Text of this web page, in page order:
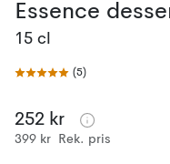
Essence
15 cl
(5)
252 kr
399 kr Rek. pris